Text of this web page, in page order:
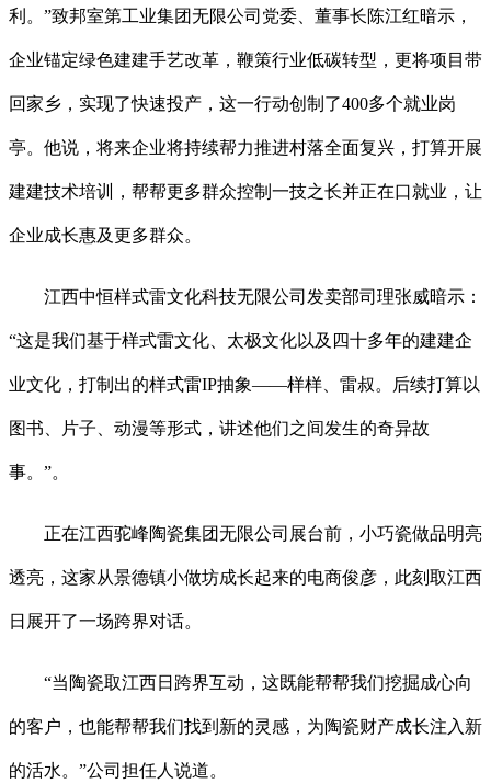
利。”致邦室第工业集团无限公司党委、董事长陈江红暗示，
企业锚定绿色建建手艺改革，鞭策行业低碳转型，更将项目带
回家乡，实现了快速投产，这一行动创制了400多个就业岗
亭。他说，将来企业将持续帮力推进村落全面复兴，打算开展
建建技术培训，帮帮更多群众控制一技之长并正在口就业，让
企业成长惠及更多群众。
江西中恒样式雷文化科技无限公司发卖部司理张威暗示：
“这是我们基于样式雷文化、太极文化以及四十多年的建建企
业文化，打制出的样式雷IP抽象——样样、雷叔。后续打算以
图书、片子、动漫等形式，讲述他们之间发生的奇异故
事。”。
正在江西驼峰陶瓷集团无限公司展台前，小巧瓷做品明亮
透亮，这家从景德镇小做坊成长起来的电商俊彦，此刻取江西
日展开了一场跨界对话。
“当陶瓷取江西日跨界互动，这既能帮帮我们挖掘成心向
的客户，也能帮帮我们找到新的灵感，为陶瓷财产成长注入新
的活水。”公司担任人说道。